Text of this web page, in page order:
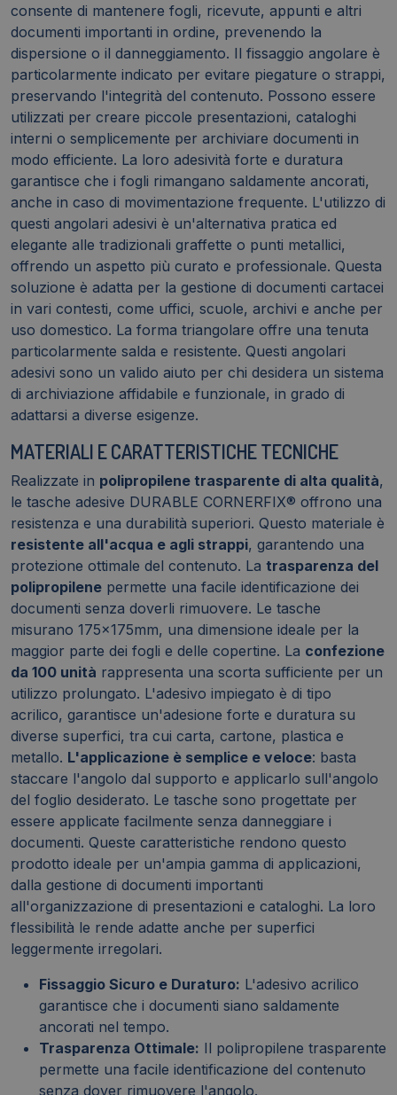
consente di mantenere fogli, ricevute, appunti e altri
documenti importanti in ordine, prevenendo la
dispersione o il danneggiamento. Il fissaggio angolare è
particolarmente indicato per evitare piegature o strappi,
preservando l'integrità del contenuto. Possono essere
utilizzati per creare piccole presentazioni, cataloghi
interni o semplicemente per archiviare documenti in
modo efficiente. La loro adesività forte e duratura
garantisce che i fogli rimangano saldamente ancorati,
anche in caso di movimentazione frequente. L'utilizzo di
questi angolari adesivi è un'alternativa pratica ed
elegante alle tradizionali graffette o punti metallici,
offrendo un aspetto più curato e professionale. Questa
soluzione è adatta per la gestione di documenti cartacei
in vari contesti, come uffici, scuole, archivi e anche per
uso domestico. La forma triangolare offre una tenuta
particolarmente salda e resistente. Questi angolari
adesivi sono un valido aiuto per chi desidera un sistema
di archiviazione affidabile e funzionale, in grado di
adattarsi a diverse esigenze.
MATERIALI E CARATTERISTICHE TECNICHE
Realizzate in polipropilene trasparente di alta qualità,
le tasche adesive DURABLE CORNERFIX® offrono una
resistenza e una durabilità superiori. Questo materiale è
resistente all'acqua e agli strappi, garantendo una
protezione ottimale del contenuto. La trasparenza del
polipropilene permette una facile identificazione dei
documenti senza doverli rimuovere. Le tasche
misurano 175x175mm, una dimensione ideale per la
maggior parte dei fogli e delle copertine. La confezione
da 100 unità rappresenta una scorta sufficiente per un
utilizzo prolungato. L'adesivo impiegato è di tipo
acrilico, garantisce un'adesione forte e duratura su
diverse superfici, tra cui carta, cartone, plastica e
metallo. L'applicazione è semplice e veloce: basta
staccare l'angolo dal supporto e applicarlo sull'angolo
del foglio desiderato. Le tasche sono progettate per
essere applicate facilmente senza danneggiare i
documenti. Queste caratteristiche rendono questo
prodotto ideale per un'ampia gamma di applicazioni,
dalla gestione di documenti importanti
all'organizzazione di presentazioni e cataloghi. La loro
flessibilità le rende adatte anche per superfici
leggermente irregolari.
Fissaggio Sicuro e Duraturo: L'adesivo acrilico
garantisce che i documenti siano saldamente
ancorati nel tempo.
Trasparenza Ottimale: Il polipropilene trasparente
permette una facile identificazione del contenuto
senza dover rimuovere l'angolo.